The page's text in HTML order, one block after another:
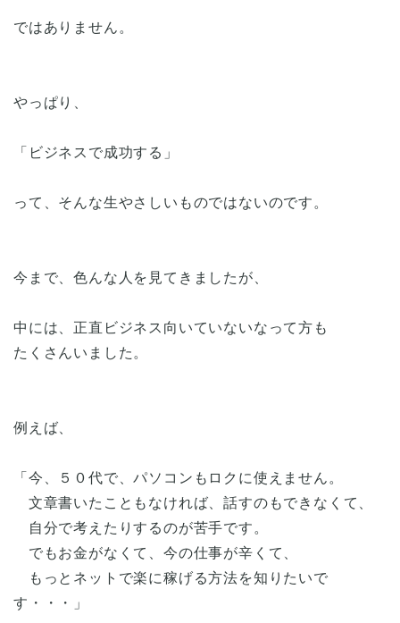
ではありません。
やっぱり、
「ビジネスで成功する」
って、そんな生やさしいものではないのです。
今まで、色んな人を見てきましたが、
中には、正直ビジネス向いていないなって方も
たくさんいました。
例えば、
「今、５０代で、パソコンもロクに使えません。
文章書いたこともなければ、話すのもできなくて、
自分で考えたりするのが苦手です。
でもお金がなくて、今の仕事が辛くて、
もっとネットで楽に稼げる方法を知りたいで
す・・・」